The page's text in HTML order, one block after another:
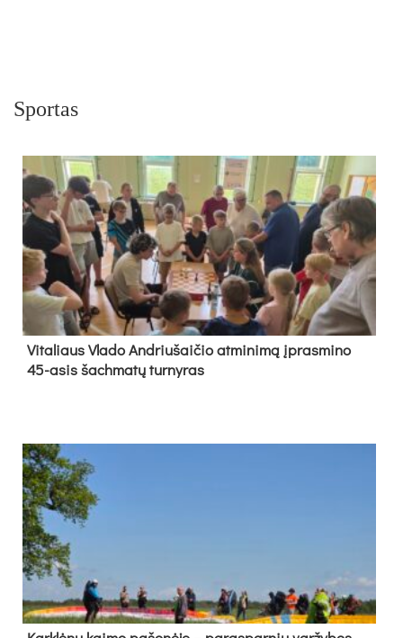
Sportas
Vi­ta­liaus Vla­do And­riu­šai­čio at­mi­ni­mą įpras­mi­no
45-asis šach­ma­tų tur­ny­ras